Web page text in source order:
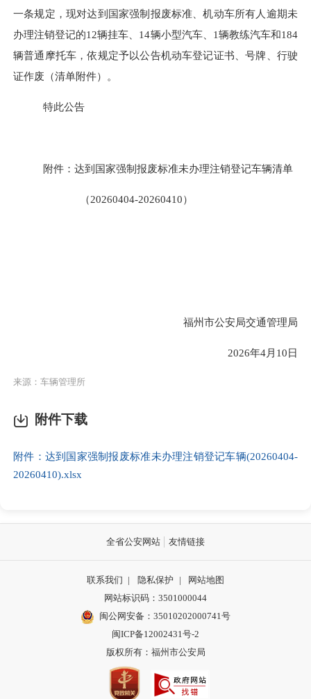
一条规定，现对达到国家强制报废标准、机动车所有人逾期未
办理注销登记的12辆挂车、 14辆小型汽车、 1辆教练汽车和184
辆普通 摩托车，依规定予以公告机动车登记证书、号牌、行驶
证作废（清单附件）。
特此公告
附件：达到国家强制报废标准未办理注销登记车辆清单
（20260404-20260410）
福州市公安局交通管理局
2026年4月 10日
来源：车辆管理所
附件下载
附件：达到国家强制报废标准未办理注销登记车辆(20260404-
20260410).xlsx
全省公安网站 友情链接
联系我们 | 隐私保护 |
网站地图
网站标识码：3501000044
闽公网安备：35010202000741号
闽ICP备12002431号-2
版权所有：福州市公安局